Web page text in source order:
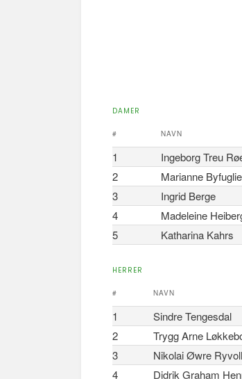
DAMER
# NAVN
1 Ingeborg Treu
2
Marianne
3
Ingrid Berge
4
Madeleine
5
Katharina Kahrs
HERRER
# NAVN
1 Sindre Tengesdal
2
Trygg Arne
3
Nikolai Øwre Ryvoll
4
Didrik Graham